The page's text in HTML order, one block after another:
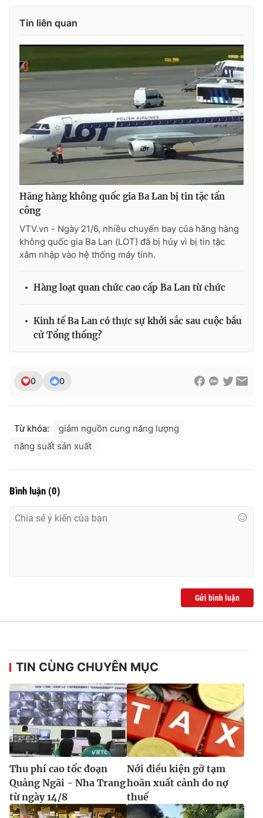
Giải sao mai
Làm đẹp
Chất lượng cuộc sống
Tuyển sinh
Hitech Công nghệ tương lai
Thị trường
Tư vấn
Giao lưu trực tuyến
Lịch phát sóng
Chuyên mục khác
Podcast
Photo
Video Shorts video
Thị trường 24h
VTV4 Vươn mình bằng AI
Liên hệ tòa soạn
Tổng Biên tập:
Vũ Thanh Thủy
Nguyễn Thị Mỹ Hạnh, Phạm Quốc Thắng,
Nguyễn Trọng Ninh
Tổng đài VTV:024.38 355 931 - 024.38 355 932
Ðiện thoại Thời báo VTV:024.66 897 897
Email:toasoan@vtv.vn
Liên hệ quảng cáo:024-7300.7108
Tin liên quan
Hãng hàng không quốc gia Ba Lan bị tin tặc tấn
công
VTV.vn - Ngày 21/6, nhiều chuyến bay của hãng hàng
không quốc gia Ba Lan (LOT) đã bị hủy vì bị tin tặc
xâm nhập vào hệ thống máy tính.
Hàng loạt quan chức cao cấp Ba Lan từ chức
Kinh tế Ba Lan có thực sự khởi sắc sau cuộc bầu
cử Tổng thống?
0 0
Từ khóa:
giảm nguồn cung năng lượng
năng suất sản xuất
Bình luận (0)
Gửi bình luận
TIN CÙNG CHUYÊN MỤC
Thu phí cao tốc đoạn
Quảng Ngãi - Nha Trang
từ ngày 14/8
Nới điều kiện gỡ tạm
hoãn xuất cảnh do nợ
thuế